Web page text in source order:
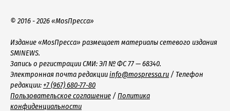
© 2016 - 2026 «MosПресса»
Издание «MosПресса» размещает материалы сетевого издания
SMINEWS.
Запись о регистрации СМИ: ЭЛ № ФС 77 — 68340.
Электронная почта редакцииinfo@mospressa.ru / Телефон
редакции: +7 (967) 680-77-80
Пользовательское соглашение / Политика
конфиденциальности